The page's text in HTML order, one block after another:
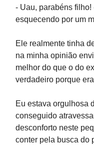
- Uau, parabéns
esquecendo por um
Ele realmente tinha
na minha opinião
melhor do que o do
verdadeiro porque
Eu estava orgulhosa
conseguido
desconforto neste
conter pela busca do